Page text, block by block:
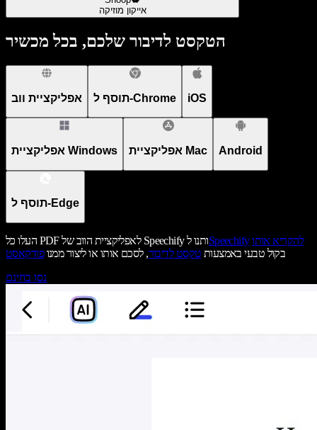
אייקון מוזיקה
הטקסט לדיבור שלכם, בכל מכשיר
אפליקציית ווב תוסף ל-Chrome iOS
אפליקציית Windows אפליקציית Mac Android
תוסף ל-Edge
העלו כל PDF לאפליקציית הווב של Speechify ותנו לSpeechify להקריא אותו
בקול טבעי באמצעות טקסט לדיבור, לסכם אותו או ליצור ממנופודקאסט
נסו בחינם